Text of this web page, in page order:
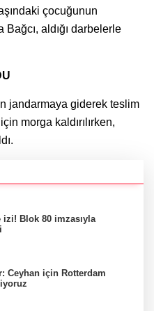
çocuğunun
Bağcı, aldığı darbelerle
jandarmaya giderek teslim
morga kaldırılırken,
izi! Blok 80 imzasıyla
Ceyhan için Rotterdam